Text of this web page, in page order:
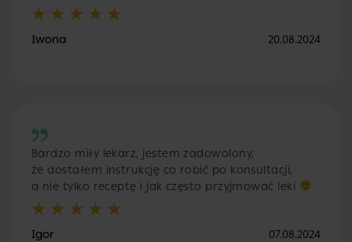
Iwona 20.08.2024
Bardzo miły lekarz, jestem zadowolony,
że dostałem instrukcję co robić po konsultacji,
a nie tylko receptę i jak często przyjmować leki
Igor 07.08.2024